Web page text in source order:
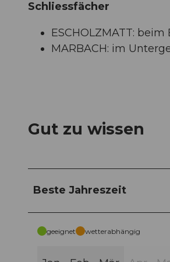
Schliessfächer
ESCHOLZMATT: beim
MARBACH: im
Gut zu wissen
Beste Jahreszeit
geeignet wetterabhängig